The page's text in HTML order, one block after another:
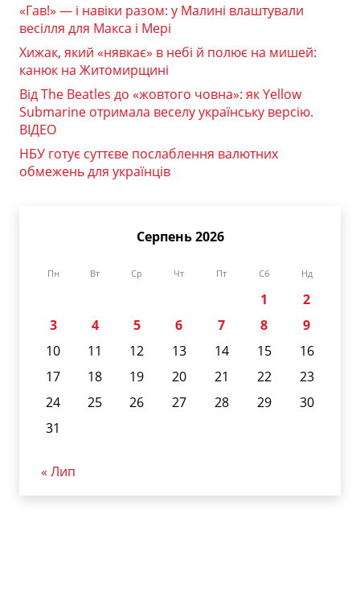
«Гав!» — і навіки разом: у Малині влаштували
весілля для Макса і Мері
Хижак, який «нявкає» в небі й полює на мишей:
канюк на Житомирщині
Від The Beatles до «жовтого човна»: як Yellow
Submarine отримала веселу українську версію.
ВІДЕО
НБУ готує суттєве послаблення валютних
обмежень для українців
Серпень 2026
Пн Вт Ср Чт Пт Сб Нд
1
2
3
4 5 6 7 8
9
10
11 12 13 14 15
16
17
18 19 20 21 22
23
24
25 26 27 28 29
30
31
« Лип